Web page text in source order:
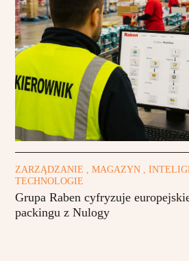
ZARZĄDZANIE , MAGAZYN ,
TECHNOLOGIE
Grupa Raben cyfryzuje
packingu z Nulogy